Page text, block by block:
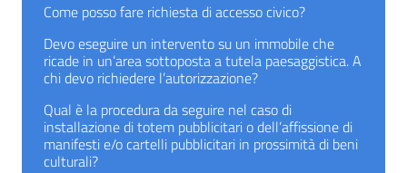
Come posso fare richiesta di accesso civico?
Devo eseguire un intervento su un immobile che
ricade in un’area sottoposta a tutela paesaggistica. A
chi devo richiedere l’autorizzazione?
Qual è la procedura da seguire nel caso di
installazione di totem pubblicitari o dell’affissione di
manifesti e/o cartelli pubblicitari in prossimità di beni
culturali?